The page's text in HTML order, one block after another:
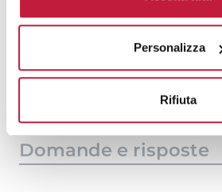
Personalizza
Rifiuta
10000 € 0,80
Tecniche di stampa
Area di
Domande e risposte